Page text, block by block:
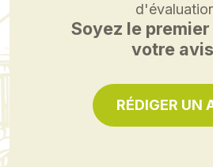
Soyez le
votre
RÉDIGER UN